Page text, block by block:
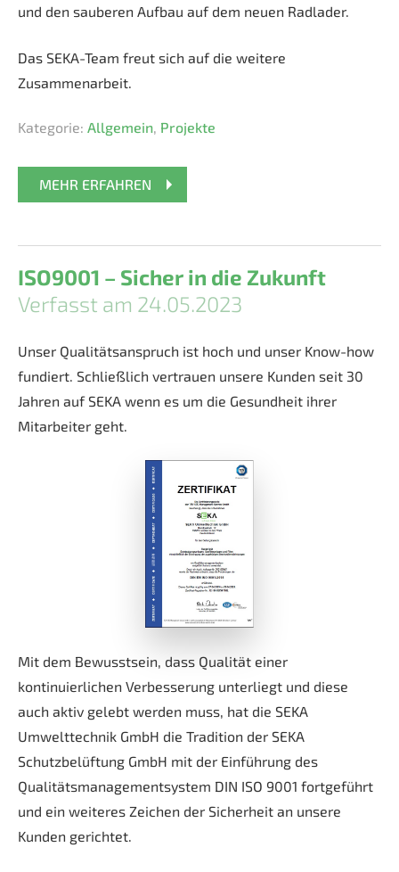
und den sauberen Aufbau auf dem neuen Radlader.
Das SEKA-Team freut sich auf die weitere
Zusammenarbeit.
Kategorie: Allgemein Projekte
MEHR ERFAHREN
ISO9001 – Sicher in die Zukunft
Verfasst am 24.05.2023
Unser Qualitätsanspruch ist hoch und unser Know-how
fundiert. Schließlich vertrauen unsere Kunden seit 30
Jahren auf SEKA wenn es um die Gesundheit ihrer
Mitarbeiter geht.
Mit dem Bewusstsein, dass Qualität einer
kontinuierlichen Verbesserung unterliegt und diese
auch aktiv gelebt werden muss, hat die SEKA
Umwelttechnik GmbH die Tradition der SEKA
Schutzbelüftung GmbH mit der Einführung des
Qualitätsmanagementsystem DIN ISO 9001 fortgeführt
und ein weiteres Zeichen der Sicherheit an unsere
Kunden gerichtet.